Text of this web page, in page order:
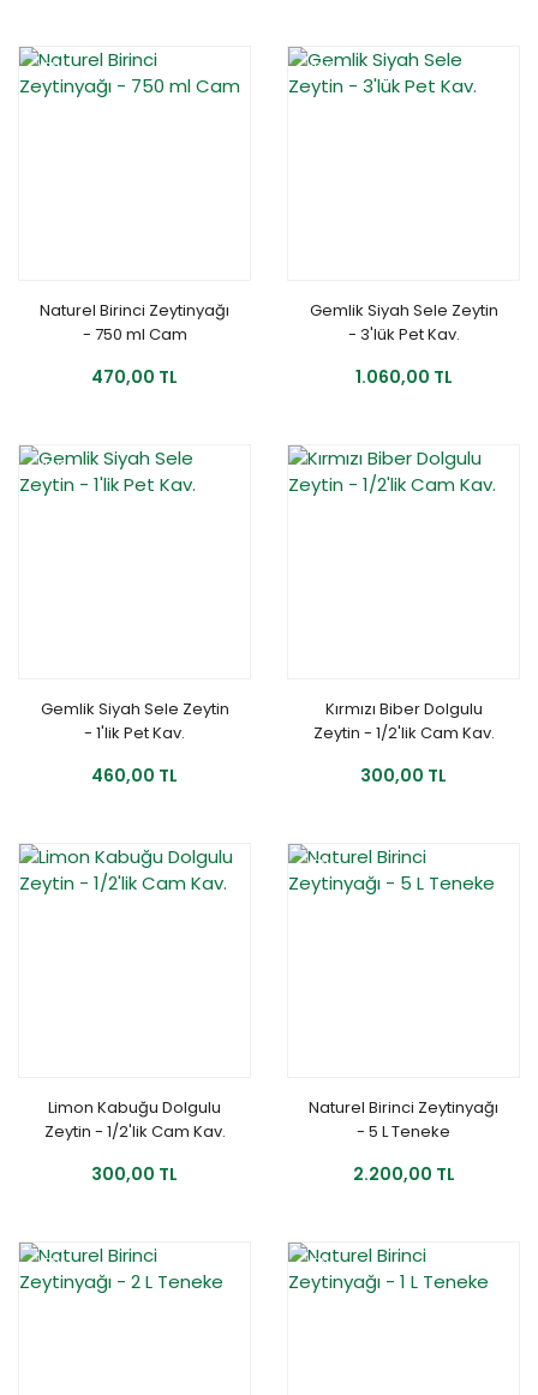
YENİ
Naturel Birinci Zeytinyağı
- 750 ml Cam
470,00 TL
YENİ
Gemlik Siyah Sele Zeytin
- 3'lük Pet Kav.
1.060,00 TL
YENİ
Gemlik Siyah Sele Zeytin
- 1'lik Pet Kav.
460,00 TL
Kırmızı Biber Dolgulu
Zeytin - 1/2'lik Cam Kav.
300,00 TL
Limon Kabuğu Dolgulu
Zeytin - 1/2'lik Cam Kav.
300,00 TL
YENİ
Naturel Birinci Zeytinyağı
- 5 L Teneke
2.200,00 TL
YENİ YENİ